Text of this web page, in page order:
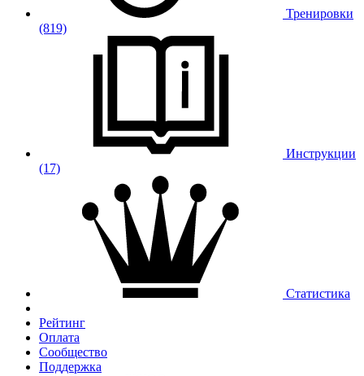
Тренировки
(819)
Инструкции
(17)
Статистика
Рейтинг
Оплата
Сообщество
Поддержка